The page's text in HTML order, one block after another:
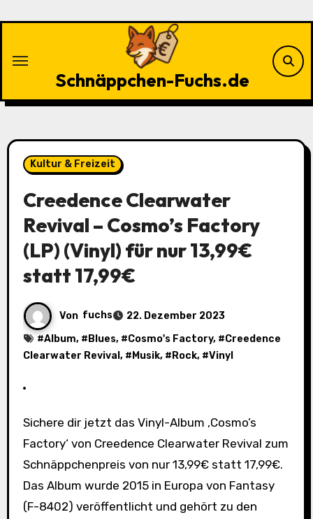
Schnäppchen-Fuchs.de
Kultur & Freizeit
Creedence Clearwater
Revival – Cosmo’s Factory
(LP) (Vinyl) für nur 13,99€
statt 17,99€
Von fuchs
22. Dezember 2023
#Album, # Blues, #Cosmo's Factory, #Creedence
Clearwater Revival , # Musik, # Rock, #Vinyl
Sichere dir jetzt das Vinyl-Album ‚Cosmo’s
Factory‘ von Creedence Clearwater Revival zum
Schnäppchenpreis von nur 13,99€ statt 17,99€.
Das Album wurde 2015 in Europa von Fantasy
(F-8402) veröffentlicht und gehört zu den